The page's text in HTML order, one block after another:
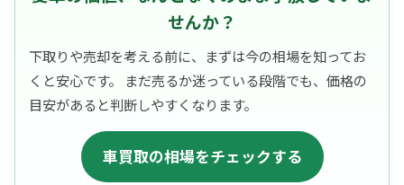
せんか？
下取りや売却を考える前に、まずは今の相場を知ってお
くと安心です。 まだ売るか迷っている段階でも、価格の
目安があると判断しやすくなります。
車買取の相場をチェックする